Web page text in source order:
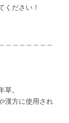
ください！
草。
漢方に使用され